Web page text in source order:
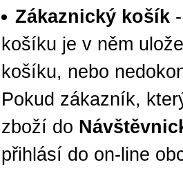
Zákaznický košík
košíku je v něm
košíku, nebo
Pokud zákazník,
zboží do
přihlásí do on-line